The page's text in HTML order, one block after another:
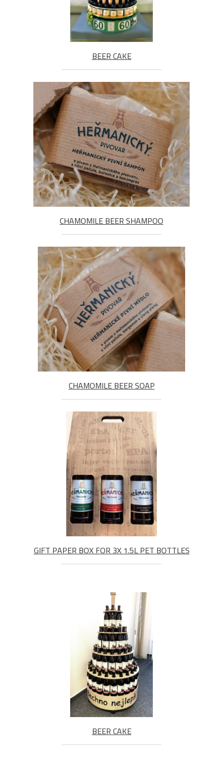
BEER CAKE
CHAMOMILE BEER SHAMPOO
CHAMOMILE BEER SOAP
GIFT PAPER BOX FOR 3X 1.5L PET BOTTLES
BEER CAKE